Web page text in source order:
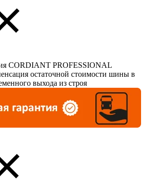
CORDIANT PROFESSIONAL
остаточной стоимости шины в
выхода из строя